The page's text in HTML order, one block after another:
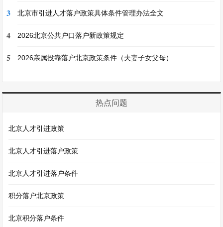
3 北京市引进人才落户政策具体条件管理办法全文
4 2026北京公共户口落户新政策规定
5 2026亲属投靠落户北京政策条件（夫妻子女父母）
热点问题
北京人才引进政策
北京人才引进落户政策
北京人才引进落户条件
积分落户北京政策
北京积分落户条件